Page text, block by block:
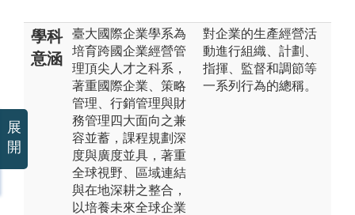
學科
意涵
臺大國際企業學系為
培育跨國企業經營管
理頂尖人才之科系，
著重國際企業、策略
管理、行銷管理與財
務管理四大面向之兼
容並蓄，課程規劃深
度與廣度並具，著重
全球視野、區域連結
與在地深耕之整合，
以培養未來全球企業
對企業的生產經營活
動進行組織、計劃、
指揮、監督和調節等
一系列行為的總稱。
展
開